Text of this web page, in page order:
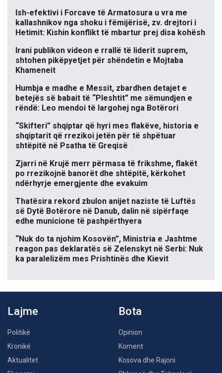
Ish-efektivi i Forcave të Armatosura u vra me
kallashnikov nga shoku i fëmijërisë, zv. drejtori i
Hetimit: Kishin konflikt të mbartur prej disa kohësh
Irani publikon videon e rrallë të liderit suprem,
shtohen pikëpyetjet për shëndetin e Mojtaba
Khameneit
Humbja e madhe e Messit, zbardhen detajet e
betejës së babait të “Pleshtit” me sëmundjen e
rëndë: Leo mendoi të largohej nga Botërori
“Skifteri” shqiptar që hyri mes flakëve, historia e
shqiptarit që rrezikoi jetën për të shpëtuar
shtëpitë në Psatha të Greqisë
Zjarri në Krujë merr përmasa të frikshme, flakët
po rrezikojnë banorët dhe shtëpitë, kërkohet
ndërhyrje emergjente dhe evakuim
Thatësira rekord zbulon anijet naziste të Luftës
së Dytë Botërore në Danub, dalin në sipërfaqe
edhe municione të pashpërthyera
“Nuk do ta njohim Kosovën”, Ministria e Jashtme
reagon pas deklaratës së Zelenskyt në Serbi: Nuk
ka paralelizëm mes Prishtinës dhe Kievit
Lajme
Politikë
Kronikë
Aktualitet
Bota
Opinion
Koment
Kosova dhe Rajoni